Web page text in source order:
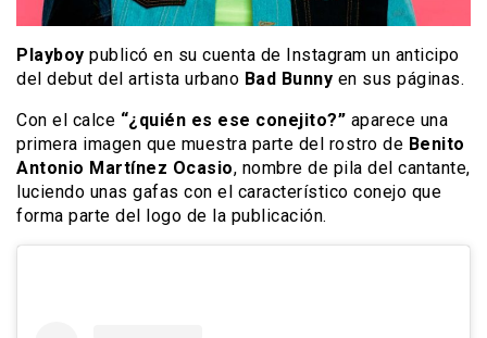
Playboy publicó en su cuenta de Instagram un anticipo
del debut del artista urbano Bad Bunny en sus páginas.
Con el calce “¿quién es ese conejito?” aparece una
primera imagen que muestra parte del rostro de Benito
Antonio Martínez Ocasio, nombre de pila del cantante,
luciendo unas gafas con el característico conejo que
forma parte del logo de la publicación.